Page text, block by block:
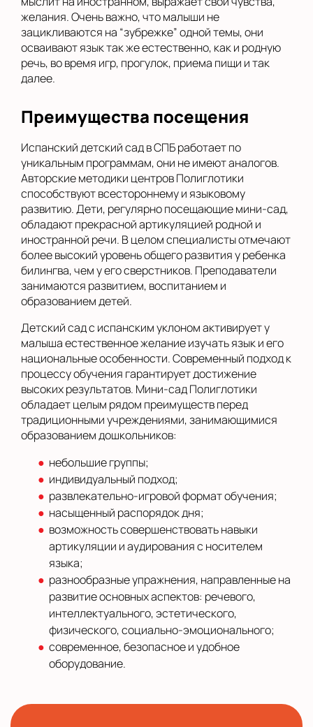
желания. Очень важно, что малыши не
зацикливаются на “зубрежке” одной темы, они
осваивают язык так же естественно, как и родную
речь, во время игр, прогулок, приема пищи и так
далее.
Преимущества посещения
Испанский детский сад в СПБ работает по
уникальным программам, они не имеют аналогов.
Авторские методики центров Полиглотики
способствуют всестороннему и языковому
развитию. Дети, регулярно посещающие мини-сад,
обладают прекрасной артикуляцией родной и
иностранной речи. В целом специалисты отмечают
более высокий уровень общего развития у ребенка
билингва, чем у его сверстников. Преподаватели
занимаются развитием, воспитанием и
образованием детей.
Детский сад с испанским уклоном активирует у
малыша естественное желание изучать язык и его
национальные особенности. Современный подход к
процессу обучения гарантирует достижение
высоких результатов. Мини-сад Полиглотики
обладает целым рядом преимуществ перед
традиционными учреждениями, занимающимися
образованием дошкольников:
небольшие группы;
индивидуальный подход;
развлекательно-игровой формат обучения;
насыщенный распорядок дня;
возможность совершенствовать навыки
артикуляции и аудирования с носителем
языка;
разнообразные упражнения, направленные на
развитие основных аспектов: речевого,
интеллектуального, эстетического,
физического, социально-эмоционального;
современное, безопасное и удобное
оборудование.